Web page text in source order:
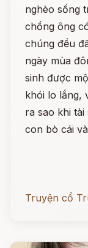
nghèo sống
chồng ông
chúng đều
ngày mùa
sinh được
khói lo lắng,
ra sao khi
con bò cái
Truyện cổ